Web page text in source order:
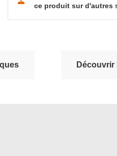
ce produit sur d'autres